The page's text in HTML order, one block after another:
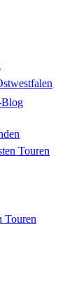
Touren
Touren